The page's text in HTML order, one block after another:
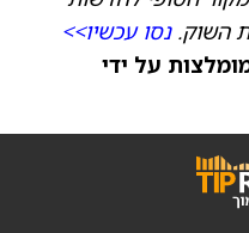
השוק.נסו עכשיו>>
על ידי